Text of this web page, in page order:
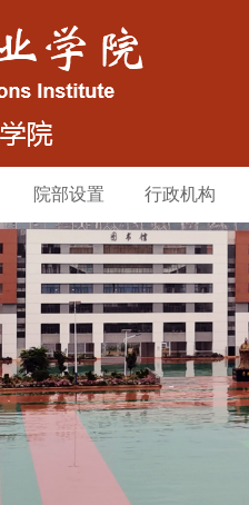
院部设置 行政机构